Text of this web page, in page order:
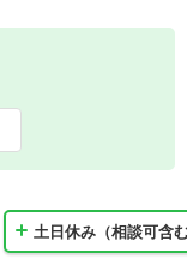
土日休み（相談可含